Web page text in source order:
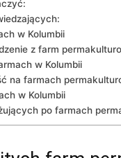
w Kolumbii
z​ farm
w Kolumbii
na farmach
⁤w Kolumbii
po​ farmach